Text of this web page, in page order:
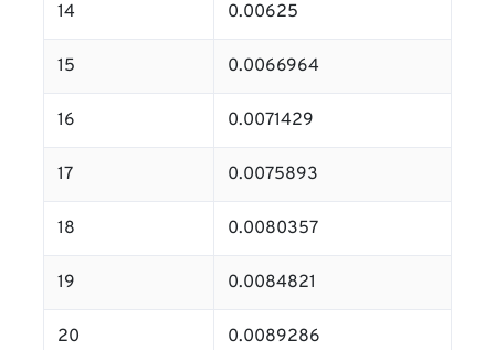
14 0.00625
15 0.0066964
16 0.0071429
17 0.0075893
18 0.0080357
19 0.0084821
20 0.0089286